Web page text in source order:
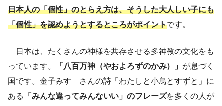
日本人の「個性」のとらえ方は、そうした大人しい子にも
「個性」を認めようとするところがポイントです。
日本は、たくさんの神様を共存させる多神教の文化をも
っています。
「八百万神（やおよろずのかみ）」 が息づく
国です。金子みすゞさんの詩「わたしと小鳥とすずと」に
ある
「みんな違ってみんないい」のフレーズを多くの人が